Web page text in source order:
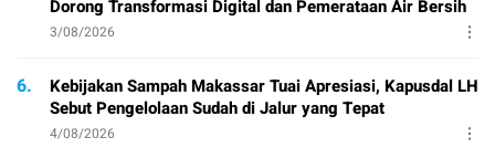
Dorong Transformasi Digital dan Pemerataan Air Bersih
3/08/2026
6.
Kebijakan Sampah Makassar Tuai Apresiasi, Kapusdal LH
Sebut Pengelolaan Sudah di Jalur yang Tepat
4/08/2026